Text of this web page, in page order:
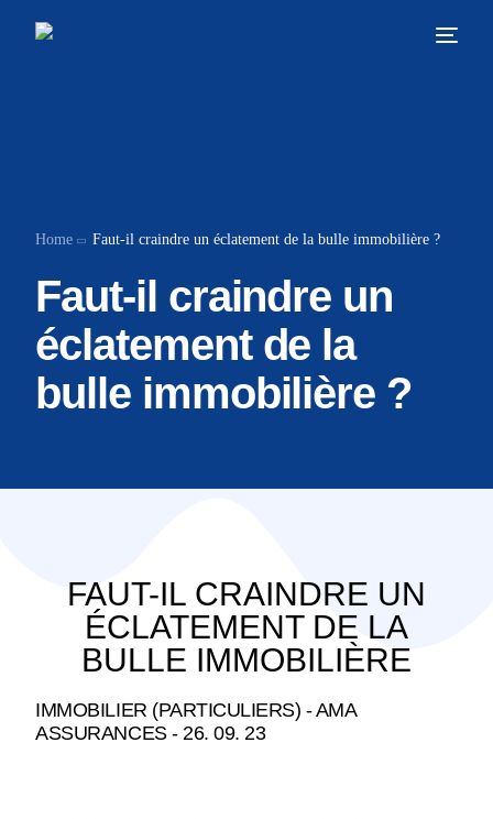
Home Faut-il craindre un éclatement de la bulle immobilière ?
Faut-il craindre un
éclatement de la
bulle immobilière ?
FAUT-IL CRAINDRE UN
ÉCLATEMENT DE LA
BULLE IMMOBILIÈRE
IMMOBILIER (PARTICULIERS) - AMA
ASSURANCES - 26. 09. 23